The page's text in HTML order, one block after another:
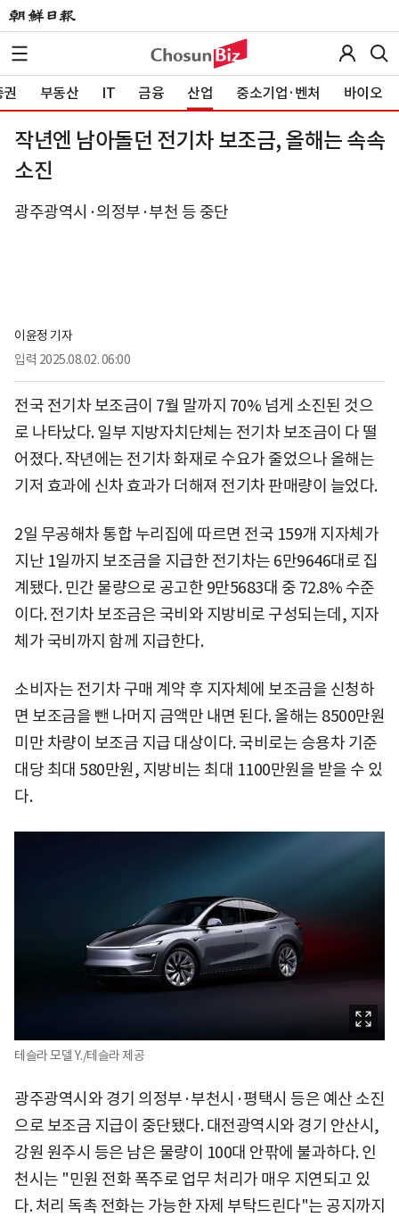
부동산 IT 금융 산업 중소기업·벤처 바이오
작년엔 남아돌던 전기차 보조금, 올해는 속속
소진
광주광역시·의정부·부천 등 중단
이윤정 기자
입력 2025.08.02. 06:00
전국 전기차 보조금이 7월 말까지 70% 넘게 소진된 것으
로 나타났다. 일부 지방자치단체는 전기차 보조금이 다 떨
어졌다. 작년에는 전기차 화재로 수요가 줄었으나 올해는
기저 효과에 신차 효과가 더해져 전기차 판매량이 늘었다.
2일 무공해차 통합 누리집에 따르면 전국 159개 지자체가
지난 1일까지 보조금을 지급한 전기차는 6만9646대로 집
계됐다. 민간 물량으로 공고한 9만5683대 중 72.8% 수준
이다. 전기차 보조금은 국비와 지방비로 구성되는데, 지자
체가 국비까지 함께 지급한다.
소비자는 전기차 구매 계약 후 지자체에 보조금을 신청하
면 보조금을 뺀 나머지 금액만 내면 된다. 올해는 8500만원
미만 차량이 보조금 지급 대상이다. 국비로는 승용차 기준
대당 최대 580만원, 지방비는 최대 1100만원을 받을 수 있
다.
테슬라 모델 Y./테슬라 제공
광주광역시와 경기 의정부·부천시·평택시 등은 예산 소진
으로 보조금 지급이 중단됐다. 대전광역시와 경기 안산시,
강원 원주시 등은 남은 물량이 100대 안팎에 불과하다. 인
천시는 "민원 전화 폭주로 업무 처리가 매우 지연되고 있
다. 처리 독촉 전화는 가능한 자제 부탁드린다"는 공지까지